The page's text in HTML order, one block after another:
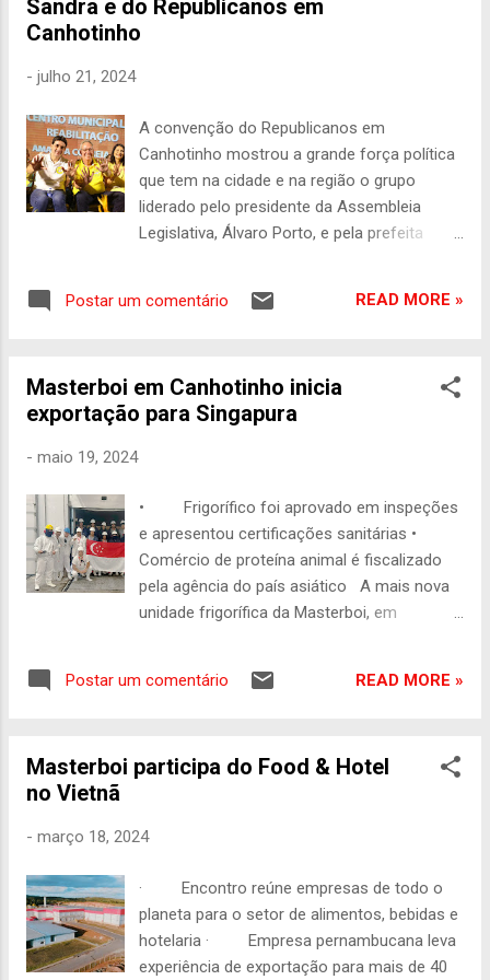
o frete para vender em Pernambuco. Esta
semana, o frigorífico completa 2 anos de
localização com distâncias razoáveis para
os fornecedores de cabeças de gado e
outros insumos. A indústria em Canhotinho
foi construída seguindo fluxos de um
frigorífico moderno. Inaugurou com curral
frias que podem estocar até 570 animais
Sandra e do Republicanos em
Canhotinho
- julho 21, 2024
A convenção do Republicanos em
Canhotinho mostrou a grande força política
que tem na cidade e na região o grupo
liderado pelo presidente da Assembleia
Legislativa, Álvaro Porto, e pela prefeita
Silvio Costa Filho, fez questão de participar
Débora Almeida, do ex-prefeito Felipe Porto
e do exército de candidatos a vereador
voz de Pernambuco na assembleia! Ao seu
lado, a melhor prefeita de Pernambuco que é
Sandra Paes. Fiz questão de poder vir aqui
lhe prestigiar, Sandra. Não poderia deixar de
vir aqui. Você é uma referência para todos
Por onde passa, junta pessoas. Sandra é
buscar os outros...
Postar um comentário READ MORE »
Masterboi em Canhotinho inicia
exportação para Singapura
- maio 19, 2024
• Frigorífico foi aprovado em inspeções
e apresentou certificações sanitárias •
Comércio de proteína animal é fiscalizado
pela agência do país asiático A mais nova
unidade frigorífica da Masterboi, em
será exportado para a cidade-estado de
comercial e economia sólida, baseada no
precisa ser autorizado pela Agência de
Agency - SFA). Ela regula rigorosamente a
importação de carne para garantir a
segurança e a qualidade dos produtos
Postar um comentário READ MORE »
Masterboi participa do Food & Hotel
no Vietnã
- março 18, 2024
· Encontro reúne empresas de todo o
planeta para o setor de alimentos, bebidas e
hotelaria · Empresa pernambucana leva
experiência de exportação para mais de 40